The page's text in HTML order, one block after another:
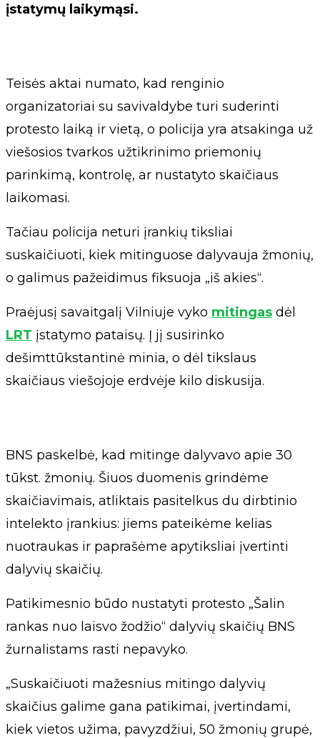
įstatymų laikymąsi.
Teisės aktai numato, kad renginio
organizatoriai su savivaldybe turi suderinti
protesto laiką ir vietą, o policija yra atsakinga už
viešosios tvarkos užtikrinimo priemonių
parinkimą, kontrolę, ar nustatyto skaičiaus
laikomasi.
Tačiau policija neturi įrankių tiksliai
suskaičiuoti, kiek mitinguose dalyvauja žmonių,
o galimus pažeidimus fiksuoja „iš akies“.
Praėjusį savaitgalį Vilniuje vyko mitingas dėl
LRT įstatymo pataisų. Į jį susirinko
dešimttūkstantinė minia, o dėl tikslaus
skaičiaus viešojoje erdvėje kilo diskusija.
BNS paskelbė, kad mitinge dalyvavo apie 30
tūkst. žmonių. Šiuos duomenis grindėme
skaičiavimais, atliktais pasitelkus du dirbtinio
intelekto įrankius: jiems pateikėme kelias
nuotraukas ir paprašėme apytiksliai įvertinti
dalyvių skaičių.
Patikimesnio būdo nustatyti protesto „Šalin
rankas nuo laisvo žodžio“ dalyvių skaičių BNS
žurnalistams rasti nepavyko.
„Suskaičiuoti mažesnius mitingo dalyvių
skaičius galime gana patikimai, įvertindami,
kiek vietos užima, pavyzdžiui, 50 žmonių grupė,